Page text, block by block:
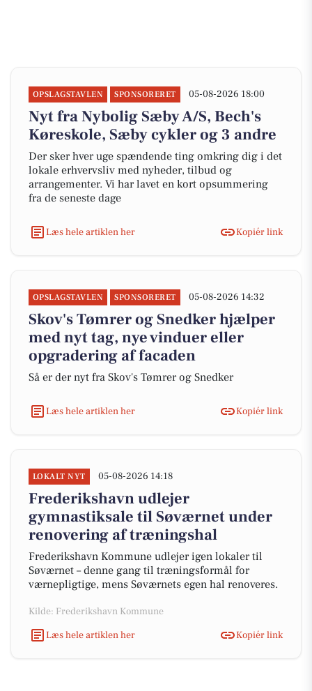
OPSLAGSTAVLEN SPONSORERET 05-08-2026 18:00
Nyt fra Nybolig Sæby A/S, Bech's
Køreskole, Sæby cykler og 3 andre
Der sker hver uge spændende ting omkring dig i det
lokale erhvervsliv med nyheder, tilbud og
arrangementer. Vi har lavet en kort opsummering
fra de seneste dage
Læs hele artiklen her Kopiér link
OPSLAGSTAVLEN SPONSORERET 05-08-2026 14:32
Skov's Tømrer og Snedker hjælper
med nyt tag, nye vinduer eller
opgradering af facaden
Så er der nyt fra Skov's Tømrer og Snedker
Læs hele artiklen her Kopiér link
LOKALT NYT 05-08-2026 14:18
Frederikshavn udlejer
gymnastiksale til Søværnet under
renovering af træningshal
Frederikshavn Kommune udlejer igen lokaler til
Søværnet – denne gang til træningsformål for
værnepligtige, mens Søværnets egen hal renoveres.
Kilde: Frederikshavn Kommune
Læs hele artiklen her
Kopiér link